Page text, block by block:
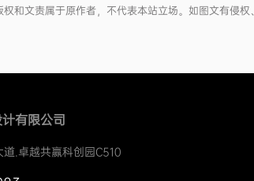
和文责属于原作者，不代表本站立场。如图文有侵
有限公司
.卓越共赢科创园C510